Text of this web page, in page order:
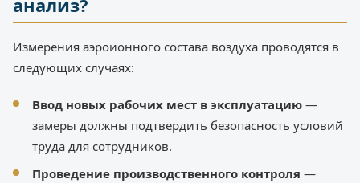
анализ?
Измерения аэроионного состава воздуха проводятся в
следующих случаях:
Ввод новых рабочих мест в эксплуатацию —
замеры должны подтвердить безопасность условий
труда для сотрудников.
Проведение производственного контроля —